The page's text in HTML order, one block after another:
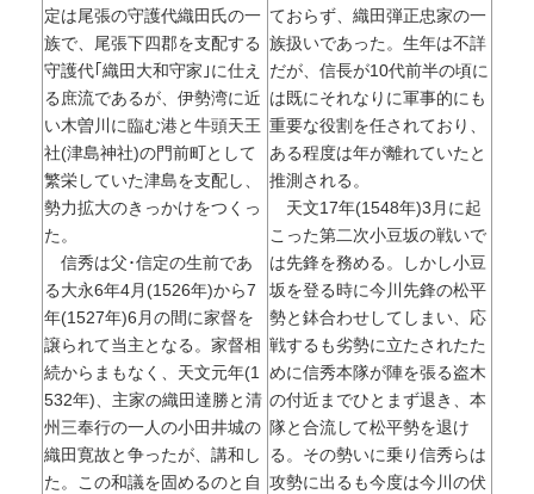
定は尾張の守護代織田氏の一
族で、尾張下四郡を支配する
守護代｢織田大和守家｣に仕え
る庶流であるが、伊勢湾に近
い木曽川に臨む港と牛頭天王
社(津島神社)の門前町として
繁栄していた津島を支配し、
勢力拡大のきっかけをつくっ
た。
信秀は父･信定の生前であ
る大永6年4月(1526年)から7
年(1527年)6月の間に家督を
譲られて当主となる。家督相
続からまもなく、天文元年(1
532年)、主家の織田達勝と清
州三奉行の一人の小田井城の
織田寛故と争ったが、講和し
た。この和議を固めるのと自
ておらず、織田弾正忠家の一
族扱いであった。生年は不詳
だが、信長が10代前半の頃に
は既にそれなりに軍事的にも
重要な役割を任されており、
ある程度は年が離れていたと
推測される。
天文17年(1548年)3月に起
こった第二次小豆坂の戦いで
は先鋒を務める。しかし小豆
坂を登る時に今川先鋒の松平
勢と鉢合わせしてしまい、応
戦するも劣勢に立たされたた
めに信秀本隊が陣を張る盗木
の付近までひとまず退き、本
隊と合流して松平勢を退け
る。その勢いに乗り信秀らは
攻勢に出るも今度は今川の伏